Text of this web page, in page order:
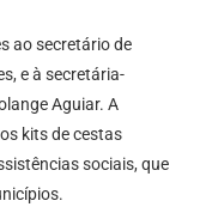
ao secretário de
e à secretária-
Aguiar. A
kits de cestas
sociais, que